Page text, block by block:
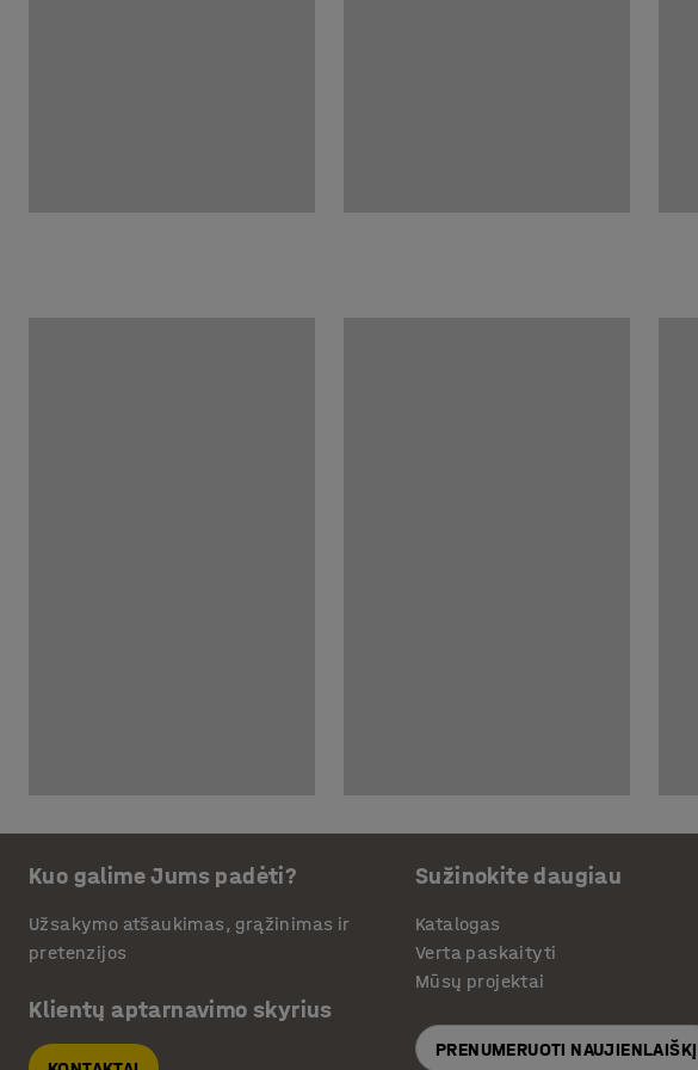
Kuo galime Jums padėti?
Užsakymo atšaukimas, grąžinimas ir
pretenzijos
Klientų aptarnavimo skyrius
Sužinokite daugiau
Katalogas
Verta paskaityti
Mūsų projektai
PRENUMERUOTI NAUJIENLAIŠKĮ